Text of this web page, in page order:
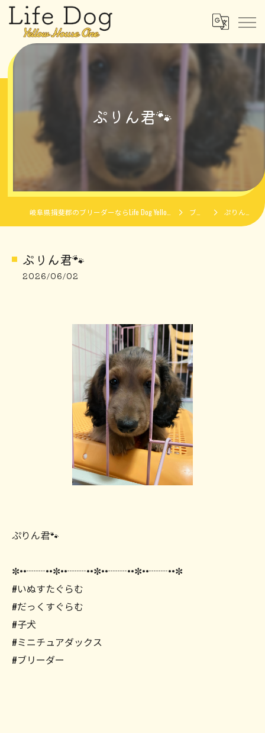
ぷりん君🐾
ブログ ぷりん君🐾
ぷりん君🐾
2026/06/02
ぷりん君🐾
✼••┈┈••✼••┈┈••✼••┈┈••✼••┈┈••✼
#いぬすたぐらむ
#だっくすぐらむ
#子犬
#ミニチュアダックス
#ブリーダー